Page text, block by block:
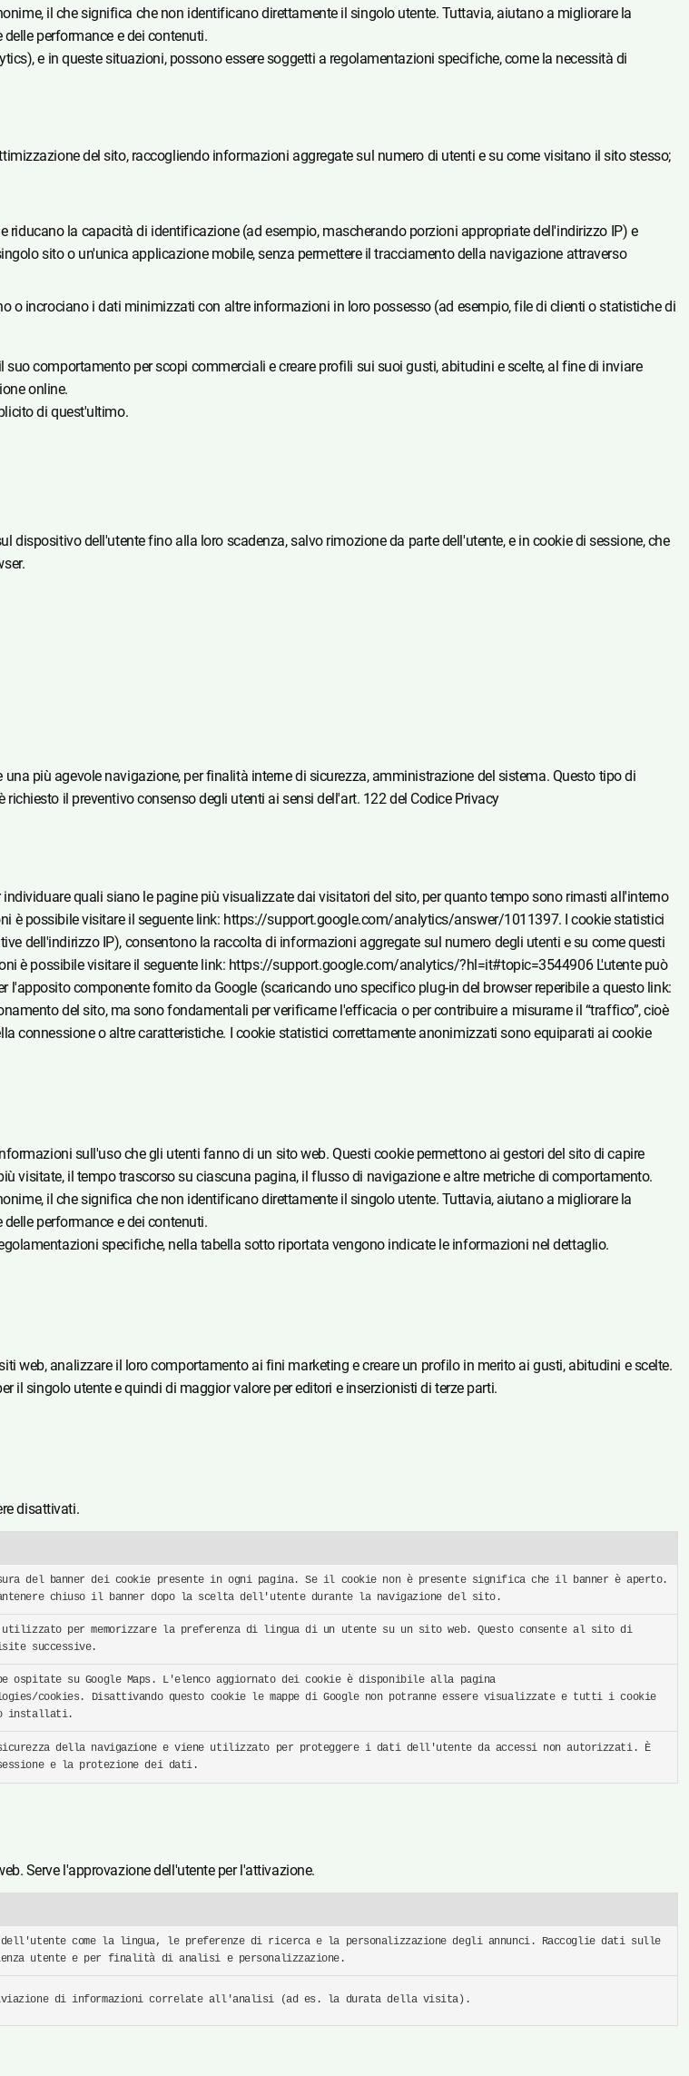
il che significa che non identificano direttamente il singolo utente. Tuttavia, aiutano a migliorare la
performance e dei contenuti.
e in queste situazioni, possono essere soggetti a regolamentazioni specifiche, come la necessità di
del sito, raccogliendo informazioni aggregate sul numero di utenti e su come visitano il sito stesso;
la capacità di identificazione (ad esempio, mascherando porzioni appropriate dell'indirizzo IP) e
sito o un'unica applicazione mobile, senza permettere il tracciamento della navigazione attraverso
o incrociano i dati minimizzati con altre informazioni in loro possesso (ad esempio, file di clienti o statistiche di
comportamento per scopi commerciali e creare profili sui suoi gusti, abitudini e scelte, al fine di inviare
online.
di quest'ultimo.
dell'utente fino alla loro scadenza, salvo rimozione da parte dell'utente, e in cookie di sessione, che
più agevole navigazione, per finalità interne di sicurezza, amministrazione del sistema. Questo tipo di
il preventivo consenso degli utenti ai sensi dell'art. 122 del Codice Privacy
quali siano le pagine più visualizzate dai visitatori del sito, per quanto tempo sono rimasti all'interno
è possibile visitare il seguente link: https://support.google.com/analytics/answer/1011397. I cookie statistici
dell'indirizzo IP), consentono la raccolta di informazioni aggregate sul numero degli utenti e su come questi
è possibile visitare il seguente link: https://support.google.com/analytics/?hl=it#topic=3544906 L'utente può
componente fornito da Google (scaricando uno specifico plug-in del browser reperibile a questo link:
del sito, ma sono fondamentali per verificarne l'efficacia o per contribuire a misurarne il “traffico”, cioè
connessione o altre caratteristiche. I cookie statistici correttamente anonimizzati sono equiparati ai cookie
sull'uso che gli utenti fanno di un sito web. Questi cookie permettono ai gestori del sito di capire
visitate, il tempo trascorso su ciascuna pagina, il flusso di navigazione e altre metriche di comportamento.
il che significa che non identificano direttamente il singolo utente. Tuttavia, aiutano a migliorare la
performance e dei contenuti.
specifiche, nella tabella sotto riportata vengono indicate le informazioni nel dettaglio.
web, analizzare il loro comportamento ai fini marketing e creare un profilo in merito ai gusti, abitudini e scelte.
il singolo utente e quindi di maggior valore per editori e inserzionisti di terze parti.
disattivati.
del banner dei cookie presente in ogni pagina. Se il cookie non è presente significa che il banner è aperto.
chiuso il banner dopo la scelta dell'utente durante la navigazione del sito.
per memorizzare la preferenza di lingua di un utente su un sito web. Questo consente al sito di
successive.
ospitate su Google Maps. L'elenco aggiornato dei cookie è disponibile alla pagina
cookies . Disattivando questo cookie le mappe di Google non potranne essere visualizzate e tutti i cookie
installati.
della navigazione e viene utilizzato per proteggere i dati dell'utente da accessi non autorizzati. È
e la protezione dei dati.
Serve l'approvazione dell'utente per l'attivazione.
dell'utente come la lingua, le preferenze di ricerca e la personalizzazione degli annunci. Raccoglie dati sulle
utente e per finalità di analisi e personalizzazione.
di informazioni correlate all'analisi (ad es. la durata della visita).